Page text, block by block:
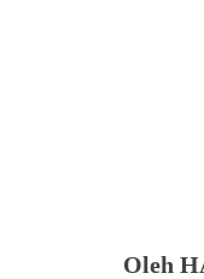
Oleh